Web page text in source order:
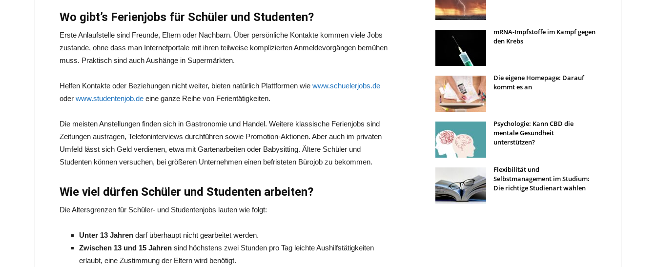
Wo gibt’s Ferienjobs für Schüler und Studenten?
Erste Anlaufstelle sind Freunde, Eltern oder Nachbarn. Über persönliche Kontakte kommen viele Jobs
zustande, ohne dass man Internetportale mit ihren teilweise komplizierten Anmeldevorgängen bemühen
muss. Praktisch sind auch Aushänge in Supermärkten.
Helfen Kontakte oder Beziehungen nicht weiter, bieten natürlich Plattformen wie www.schuelerjobs.de
oder www.studentenjob.de eine ganze Reihe von Ferientätigkeiten.
Die meisten Anstellungen finden sich in Gastronomie und Handel. Weitere klassische Ferienjobs sind
Zeitungen austragen, Telefoninterviews durchführen sowie Promotion-Aktionen. Aber auch im privaten
Umfeld lässt sich Geld verdienen, etwa mit Gartenarbeiten oder Babysitting. Ältere Schüler und
Studenten können versuchen, bei größeren Unternehmen einen befristeten Bürojob zu bekommen.
Wie viel dürfen Schüler und Studenten arbeiten?
Die Altersgrenzen für Schüler- und Studentenjobs lauten wie folgt:
Unter 13 Jahren darf überhaupt nicht gearbeitet werden.
Zwischen 13 und 15 Jahren sind höchstens zwei Stunden pro Tag leichte Aushilfstätigkeiten
erlaubt, eine Zustimmung der Eltern wird benötigt.
mRNA-Impfstoffe im Kampf gegen
den Krebs
Die eigene Homepage: Darauf
kommt es an
Psychologie: Kann CBD die
mentale Gesundheit
unterstützen?
Flexibilität und
Selbstmanagement im Studium:
Die richtige Studienart wählen